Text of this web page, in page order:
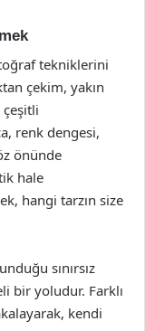
tekniklerini
çekim, yakın
renk dengesi,
önünde
hale
hangi tarzın size
sınırsız
bir yoludur. Farklı
kendi